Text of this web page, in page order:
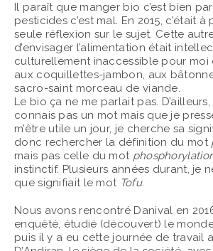
Il paraît que manger bio c’est bien
pesticides c’est mal. En 2015, c’était
seule réflexion sur le sujet. Cette
d’envisager l’alimentation était
culturellement inaccessible pour moi
aux coquillettes-jambon, aux
sacro-saint morceau de viande.
Le bio ça ne me parlait pas.
connais pas un mot mais que je
m’être utile un jour, je cherche sa
donc rechercher la définition du mot
mais pas celle du mot
instinctif. Plusieurs années durant, je
que signifiait le mot Tofu.
Nous avons rencontré Danival en
enquêté, étudié (découvert) le
puis il y a eu cette journée de travail